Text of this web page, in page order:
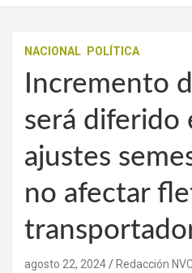
NACIONAL POLÍTICA
Incremento
será diferido
ajustes
no afectar
agosto 22, 2024 Redacción